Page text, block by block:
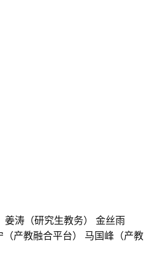
涛（研究生教务）
金丝雨
产教融合平台） 马国峰（产教